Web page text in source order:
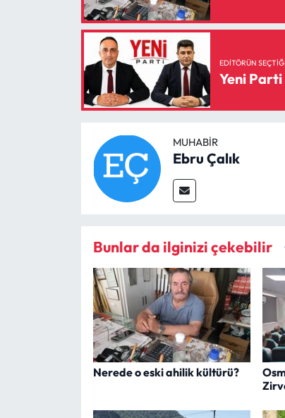
EDITÖRÜN SEÇTIĞI
Yeni Parti
MUHABIR
Ebru Çalık
Bunlar da ilginizi çekebilir
Nerede o eski ahilik kültürü?
Sungurlu Haberleri
Uğurludağ Haberleri
Yayla Haber
Yemek Tarifleri